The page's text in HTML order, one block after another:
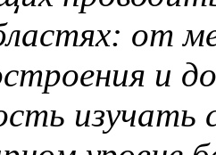
от
и
изучать